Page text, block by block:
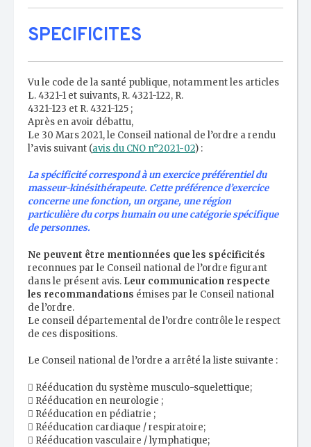
SPECIFICITES
Vu le code de la santé publique, notamment les articles
L. 4321-1 et suivants, R. 4321-122, R.
4321-123 et R. 4321-125 ;
Après en avoir débattu,
Le 30 Mars 2021, le Conseil national de l’ordre a rendu
l’avis suivant (avis du CNO n°2021-02) :
La spécificité correspond à un exercice préférentiel du
masseur-kinésithérapeute. Cette préférence d’exercice
concerne une fonction, un organe, une région
particulière du corps humain ou une catégorie spécifique
de personnes.
Ne peuvent être mentionnées que les spécificités
reconnues par le Conseil national de l’ordre figurant
dans le présent avis. Leur communication respecte
les recommandations émises par le Conseil national
de l’ordre.
Le conseil départemental de l’ordre contrôle le respect
de ces dispositions.
Le Conseil national de l’ordre a arrêté la liste suivante :
 Rééducation du système musculo-squelettique;
 Rééducation en neurologie ;
 Rééducation en pédiatrie ;
 Rééducation cardiaque / respiratoire;
 Rééducation vasculaire / lymphatique;